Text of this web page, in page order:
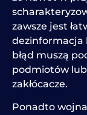
zawsze jest
dezinformacja
błąd muszą
podmiotów lub
zakłócacze.
Ponadto